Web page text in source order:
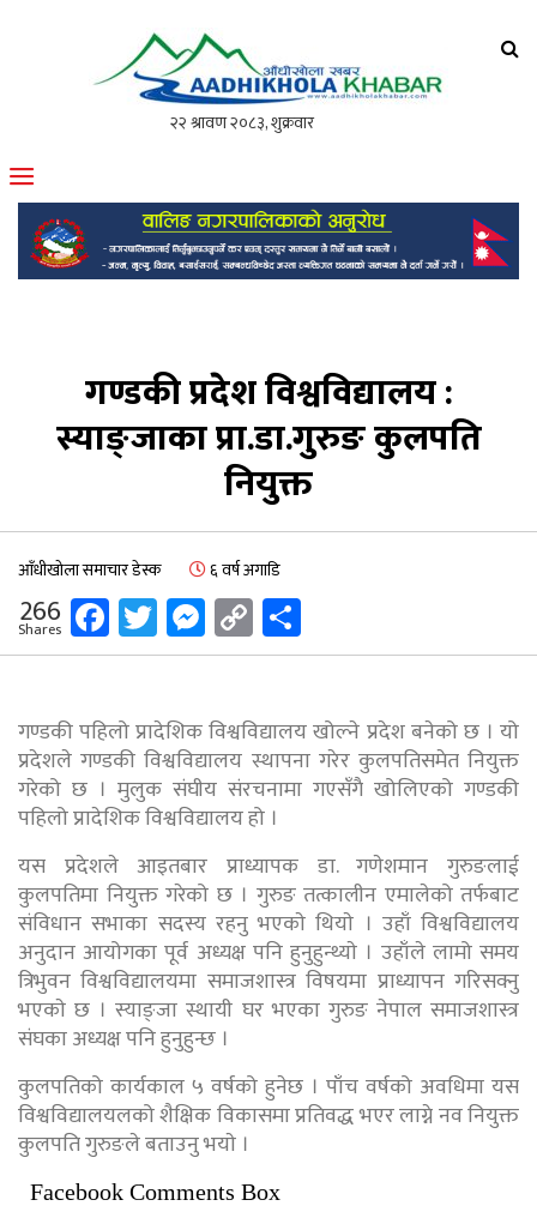
मोफसलकै लोकप्रिय अनलाइन पत्रिका
गण्डकी प्रदेश विश्वविद्यालय :
स्याङ्जाका प्रा.डा.गुरुङ कुलपति
नियुक्त
आँधीखोला समाचार डेस्क ६ वर्ष अगाडि
266
Shares Facebook
Twitter
Messenger
Copy
Link
गण्डकी पहिलो प्रादेशिक विश्वविद्यालय खोल्ने प्रदेश बनेको छ । यो
प्रदेशले गण्डकी विश्वविद्यालय स्थापना गरेर कुलपतिसमेत नियुक्त
गरेको छ । मुलुक संघीय संरचनामा गएसँगै खोलिएको गण्डकी
पहिलो प्रादेशिक विश्वविद्यालय हो ।
यस प्रदेशले आइतबार प्राध्यापक डा. गणेशमान गुरुङलाई
कुलपतिमा नियुक्त गरेको छ । गुरुङ तत्कालीन एमालेको तर्फबाट
संविधान सभाका सदस्य रहनु भएकाे थियाे । उहाँ विश्वविद्यालय
अनुदान आयोगका पूर्व अध्यक्ष पनि हुनुहुन्थ्याे । उहाँले लामो समय
त्रिभुवन विश्वविद्यालयमा समाजशास्त्र विषयमा प्राध्यापन गरिसक्नु
भएकाे छ । स्याङ्जा स्थायी घर भएका गुरुङ नेपाल समाजशास्त्र
संघका अध्यक्ष पनि हुनुहुन्छ ।
कुलपतिको कार्यकाल ५ वर्षको हुनेछ । पाँच वर्षको अवधिमा यस
विश्वविद्यालयलको शैक्षिक विकासमा प्रतिवद्ध भएर लाग्ने नव नियुक्त
कुलपति गुरुङले बताउनु भयाे ।
Facebook Comments Box